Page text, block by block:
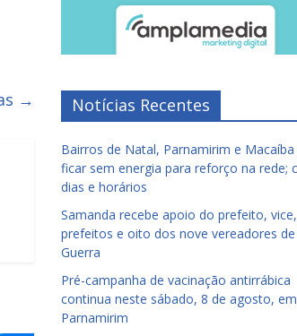
→ Notícias Recentes
Bairros de Natal, Parnamirim e Macaíba
ficar sem energia para reforço na rede;
dias e horários
Samanda recebe apoio do prefeito,
prefeitos e oito dos nove vereadores de
Guerra
Pré-campanha de vacinação antirrábica
continua neste sábado, 8 de agosto, em
Parnamirim